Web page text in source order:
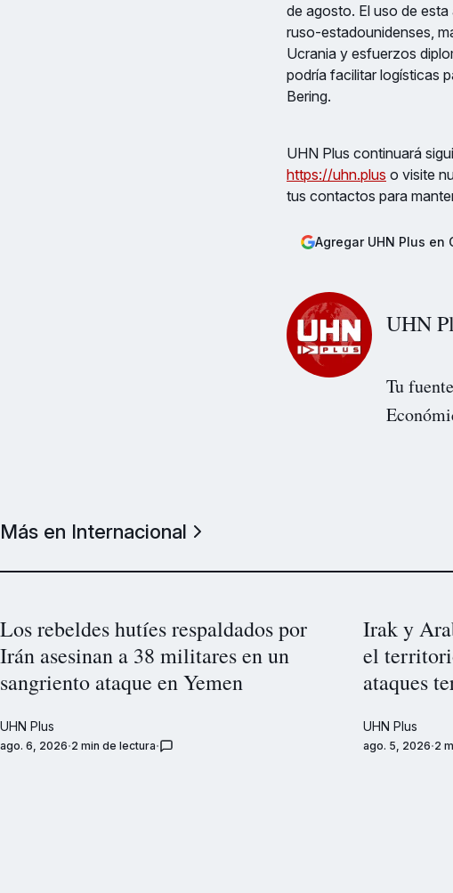
de agosto. El uso de
ruso-estadounidenses,
Ucrania y esfuerzos
podría facilitar logísticas
Bering.
UHN Plus continuará
https://uhn.plus o visite
tus contactos para
Agregar UHN Plus en
UHN
Tu
Más en Internacional
Los rebeldes hutíes respaldados por
Irán asesinan a 38 militares en un
sangriento ataque en Yemen
UHN Plus
ago. 6, 2026 2 min de lectura
Irak y
el
ataques
UHN Plus
ago. 5, 2026 2